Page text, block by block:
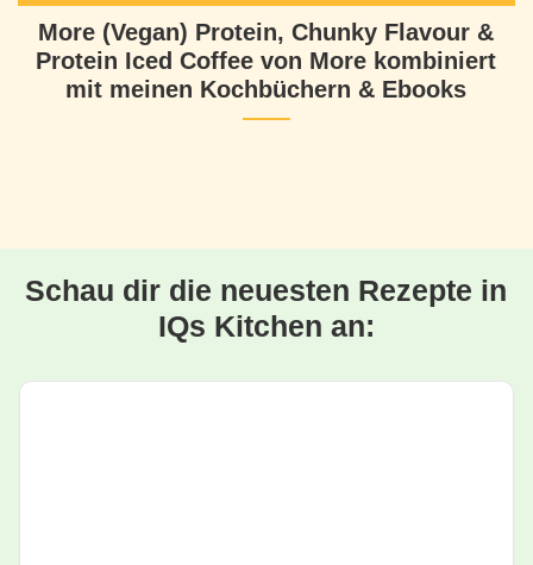
More (Vegan) Protein, Chunky Flavour &
Protein Iced Coffee von More kombiniert
mit meinen Kochbüchern & Ebooks
Schau dir die neuesten Rezepte in
IQs Kitchen an: